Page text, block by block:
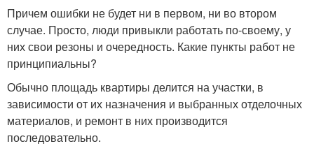
Причем ошибки не будет ни в первом, ни во втором
случае. Просто, люди привыкли работать по-своему, у
них свои резоны и очередность. Какие пункты работ не
принципиальны?
Обычно площадь квартиры делится на участки, в
зависимости от их назначения и выбранных отделочных
материалов, и ремонт в них производится
последовательно.